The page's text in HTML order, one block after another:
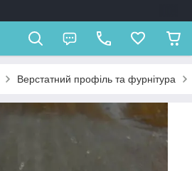
Верстатний профіль та фурнітура